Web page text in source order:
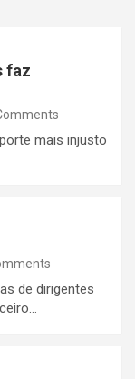
faz
mais injusto
de dirigentes